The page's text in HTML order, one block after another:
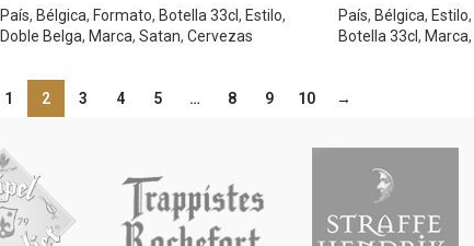
País, Bélgica, Formato, Botella 33cl, Estilo,
Doble Belga, Marca, Satan, Cervezas
País, Bélgica, Estilo,
Botella 33cl, Marca,
1 2 3 4 5 … 8 9 10 →